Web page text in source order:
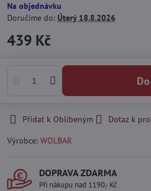
Na objednávku
Doručíme do: Úterý18.8.2026
439 Kč
Přidat k Oblíbeným Dotaz k
Výrobce: WOLBAR
DOPRAVA ZDARMA
Při nákupu nad 1190,- Kč